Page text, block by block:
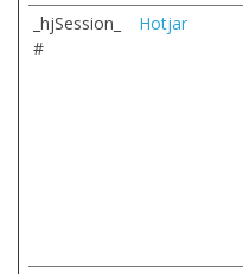
_hjSession_
#
Hotjar